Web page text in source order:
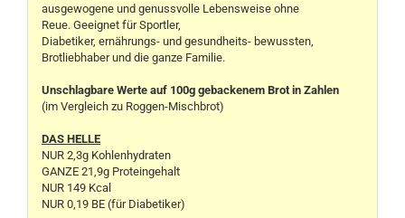
ausgewogene und genussvolle Lebensweise ohne
Reue. Geeignet für Sportler,
Diabetiker, ernährungs- und gesundheits- bewussten,
Brotliebhaber und die ganze Familie.
Unschlagbare Werte auf 100g gebackenem Brot in Zahlen
(im Vergleich zu Roggen-Mischbrot)
DAS HELLE
NUR 2,3g Kohlenhydraten
GANZE 21,9g Proteingehalt
NUR 149 Kcal
NUR 0,19 BE (für Diabetiker)